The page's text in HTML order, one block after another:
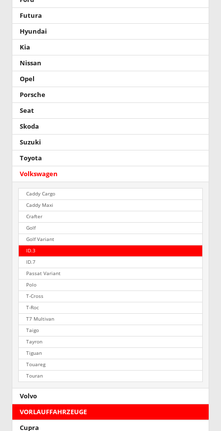
Futura
Hyundai
Kia
Nissan
Opel
Porsche
Seat
Skoda
Suzuki
Toyota
Volkswagen
Caddy Cargo
Caddy Maxi
Crafter
Golf
Golf Variant
ID.3
ID.7
Passat Variant
Polo
T-Cross
T-Roc
T7 Multivan
Taigo
Tayron
Tiguan
Touareg
Touran
Volvo
VORLAUFFAHRZEUGE
Cupra